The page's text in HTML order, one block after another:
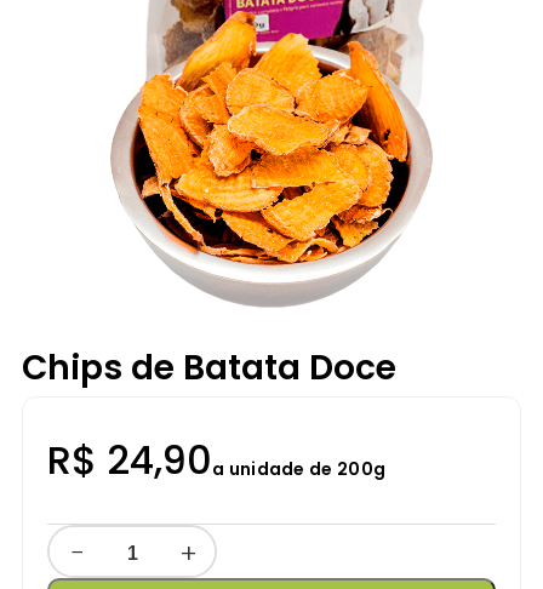
Chips de Batata Doce
R$ 24,90a unidade de 200g
− +